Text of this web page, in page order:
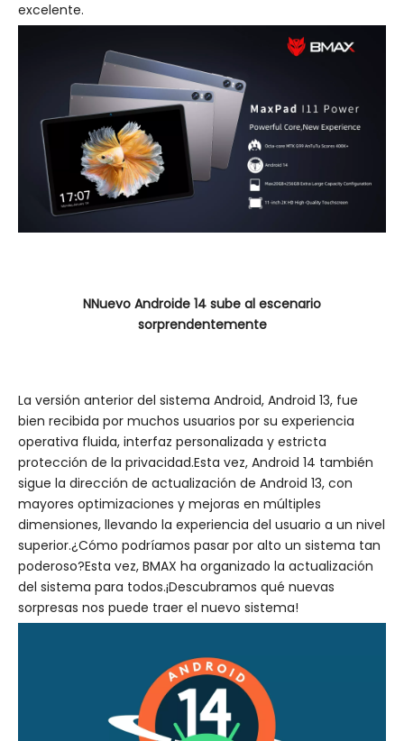
excelente.
NNuevo Androide 14 sube al escenario
sorprendentemente
La versión anterior del sistema Android, Android 13, fue
bien recibida por muchos usuarios por su experiencia
operativa fluida, interfaz personalizada y estricta
protección de la privacidad.Esta vez, Android 14 también
sigue la dirección de actualización de Android 13, con
mayores optimizaciones y mejoras en múltiples
dimensiones, llevando la experiencia del usuario a un nivel
superior.¿Cómo podríamos pasar por alto un sistema tan
poderoso?Esta vez, BMAX ha organizado la actualización
del sistema para todos.¡Descubramos qué nuevas
sorpresas nos puede traer el nuevo sistema!